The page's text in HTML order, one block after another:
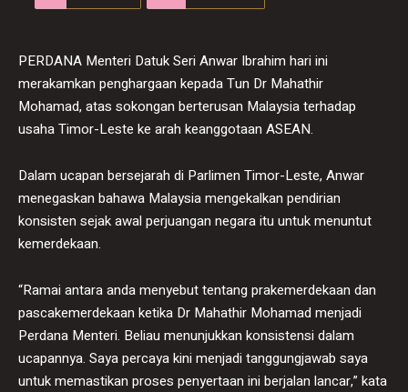
PERDANA Menteri Datuk Seri Anwar Ibrahim hari ini
merakamkan penghargaan kepada Tun Dr Mahathir
Mohamad, atas sokongan berterusan Malaysia terhadap
usaha Timor-Leste ke arah keanggotaan ASEAN.
Dalam ucapan bersejarah di Parlimen Timor-Leste, Anwar
menegaskan bahawa Malaysia mengekalkan pendirian
konsisten sejak awal perjuangan negara itu untuk menuntut
kemerdekaan.
“Ramai antara anda menyebut tentang prakemerdekaan dan
pascakemerdekaan ketika Dr Mahathir Mohamad menjadi
Perdana Menteri. Beliau menunjukkan konsistensi dalam
ucapannya. Saya percaya kini menjadi tanggungjawab saya
untuk memastikan proses penyertaan ini berjalan lancar,” kata